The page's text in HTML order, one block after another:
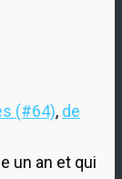
(#64), de
un an et qui